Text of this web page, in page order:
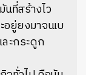
นที่สร้างไว
อยู่ยงมาจนเบ
ะกระดูก